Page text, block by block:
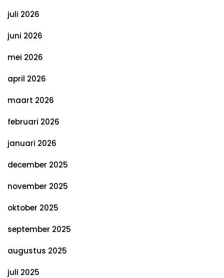
juli 2026
juni 2026
mei 2026
april 2026
maart 2026
februari 2026
januari 2026
december 2025
november 2025
oktober 2025
september 2025
augustus 2025
juli 2025